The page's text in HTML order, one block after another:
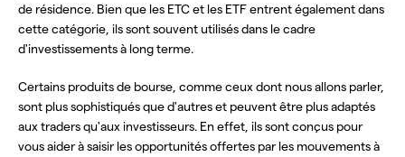
de résidence. Bien que les ETC et les ETF entrent également dans
cette catégorie, ils sont souvent utilisés dans le cadre
d'investissements à long terme.
Certains produits de bourse, comme ceux dont nous allons parler,
sont plus sophistiqués que d'autres et peuvent être plus adaptés
aux traders qu'aux investisseurs. En effet, ils sont conçus pour
vous aider à saisir les opportunités offertes par les mouvements à